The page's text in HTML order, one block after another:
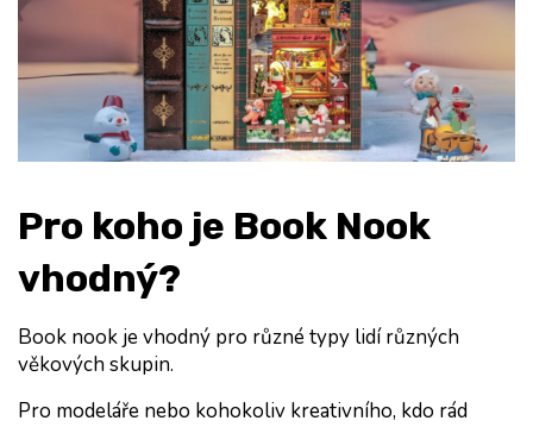
Pro koho je Book Nook
vhodný?
Book nook je vhodný pro různé typy lidí různých
věkových skupin.
Pro modeláře nebo kohokoliv kreativního, kdo rád